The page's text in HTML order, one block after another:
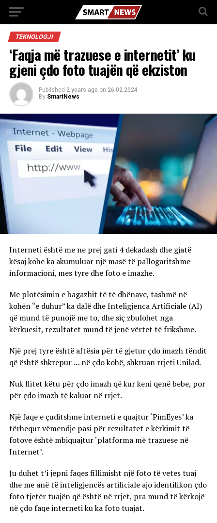
TEKNOLOGJI
‘Faqja më trazuese e internetit’ ku
gjeni çdo foto tuajën që ekziston
Published 2 years ago on 26.02.2024
By SmartNews
Interneti është me ne prej gati 4 dekadash dhe gjatë
kësaj kohe ka akumuluar një masë të pallogaritshme
informacioni, mes tyre dhe foto e imazhe.
Me plotësimin e bagazhit të të dhënave, tashmë në
kohën “e duhur” ka dalë dhe Inteligjenca Artificiale (AI)
që mund të punojë me to, dhe siç zbulohet nga
kërkuesit, rezultatet mund të jenë vërtet të frikshme.
Një prej tyre është aftësia për të gjetur çdo imazh tëndit
që është shkrepur … në çdo kohë, shkruan rrjeti Unilad.
Nuk flitet këtu për çdo imazh që kur keni qenë bebe, por
për çdo imazh të kaluar në rrjet.
Një faqe e çuditshme interneti e quajtur ‘PimEyes’ ka
tërhequr vëmendje pasi për rezultatet e kërkimit të
fotove është mbiquajtur ‘platforma më trazuese në
Internet’.
Ju duhet t’i jepni faqes fillimisht një foto të vetes tuaj
dhe me anë të inteligjencës artificiale ajo identifikon çdo
foto tjetër tuajën që është në rrjet, pra mund të kërkojë
në çdo faqe interneti ku ka foto tuajat.